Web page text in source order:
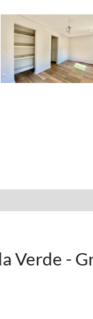
Verde -